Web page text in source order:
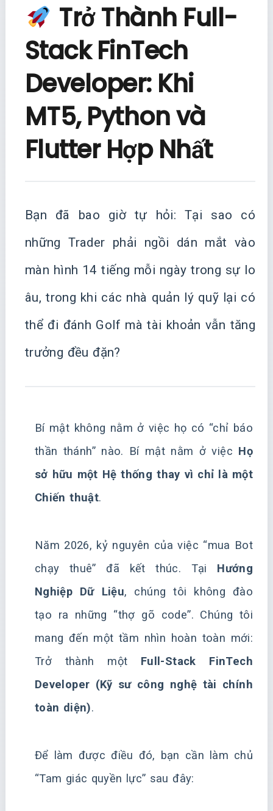
Trở Thành Full-
Stack FinTech
Developer: Khi
MT5, Python và
Flutter Hợp Nhất
Bạn đã bao giờ tự hỏi: Tại sao có
những Trader phải ngồi dán mắt vào
màn hình 14 tiếng mỗi ngày trong sự lo
âu, trong khi các nhà quản lý quỹ lại có
thể đi đánh Golf mà tài khoản vẫn tăng
trưởng đều đặn?
Bí mật không nằm ở việc họ có “chỉ báo
thần thánh” nào. Bí mật nằm ở việc Họ
sở hữu một Hệ thống thay vì chỉ là một
Chiến thuật.
Năm 2026, kỷ nguyên của việc “mua Bot
chạy thuê” đã kết thúc. Tại Hướng
Nghiệp Dữ Liệu, chúng tôi không đào
tạo ra những “thợ gõ code”. Chúng tôi
mang đến một tầm nhìn hoàn toàn mới:
Trở thành một Full-Stack FinTech
Developer (Kỹ sư công nghệ tài chính
toàn diện).
Để làm được điều đó, bạn cần làm chủ
“Tam giác quyền lực” sau đây: